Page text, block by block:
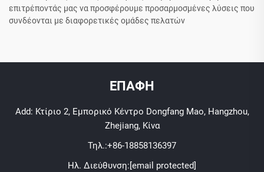
επιτρέποντάς μας να προσφέρουμε προσαρμοσμένες λύσεις που
συνδέονται με διαφορετικές ομάδες πελατών
ΕΠΑΦΗ
Add: Κτίριο 2, Εμπορικό Κέντρο Dongfang Mao, Hangzhou,
Zhejiang, Κίνα
Τηλ.:+86-18858136397
Ηλ. Διεύθυνση:[email protected]